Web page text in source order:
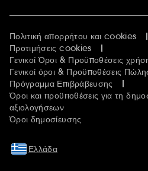
Πολιτική απορρήτου και cookies
Προτιμήσεις cookies
Γενικοί Όροι & Προϋποθέσεις
Γενικοί όροι & Προϋποθέσεις
Πρόγραμμα Επιβράβευσης
Όροι και προϋποθέσεις για τη
αξιολογήσεων
Όροι δημοσίευσης
Ελλάδα